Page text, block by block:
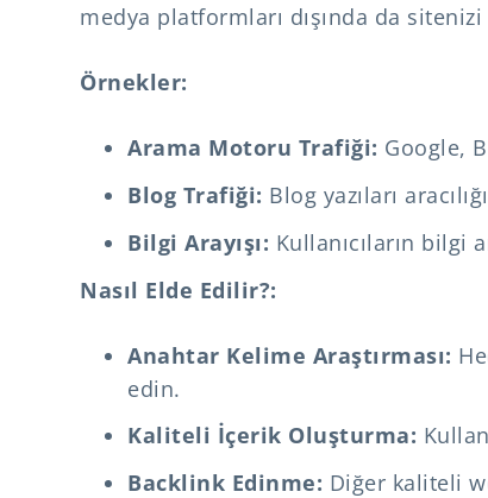
medya platformları dışında da
Örnekler:
Arama Motoru Trafiği: Google,
Blog Trafiği: Blog yazıları
Bilgi Arayışı: Kullanıcıların bilgi
Nasıl Elde Edilir?:
Anahtar Kelime Araştırması:
edin.
Kaliteli İçerik Oluşturma:
Backlink Edinme: Diğer kaliteli